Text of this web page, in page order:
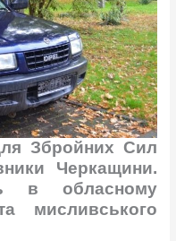
Збройних Сил
Черкащини.
в обласному
мисливського